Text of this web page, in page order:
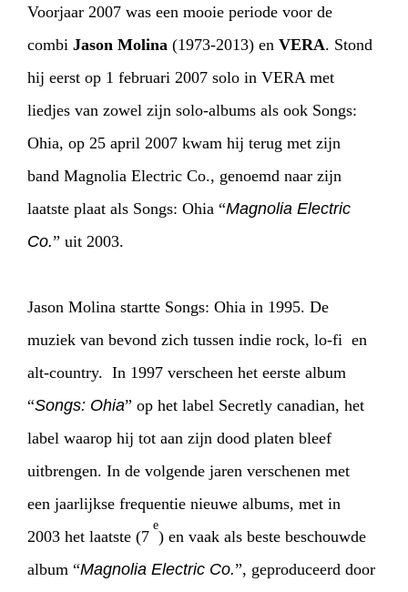
Voorjaar 2007 was een mooie periode voor de
combi Jason Molina (1973-2013) en VERA. Stond
hij eerst op 1 februari 2007 solo in VERA met
liedjes van zowel zijn solo-albums als ook Songs:
Ohia, op 25 april 2007 kwam hij terug met zijn
band Magnolia Electric Co., genoemd naar zijn
laatste plaat als Songs: Ohia “Magnolia Electric
Co.” uit 2003.
Jason Molina startte Songs: Ohia in 1995. De
muziek van bevond zich tussen indie rock, lo-fi en
alt-country. In 1997 verscheen het eerste album
“Songs: Ohia” op het label Secretly canadian, het
label waarop hij tot aan zijn dood platen bleef
uitbrengen. In de volgende jaren verschenen met
een jaarlijkse frequentie nieuwe albums, met in
2003 het laatste (7
e
) en vaak als beste beschouwde
album “Magnolia Electric Co.”, geproduceerd door